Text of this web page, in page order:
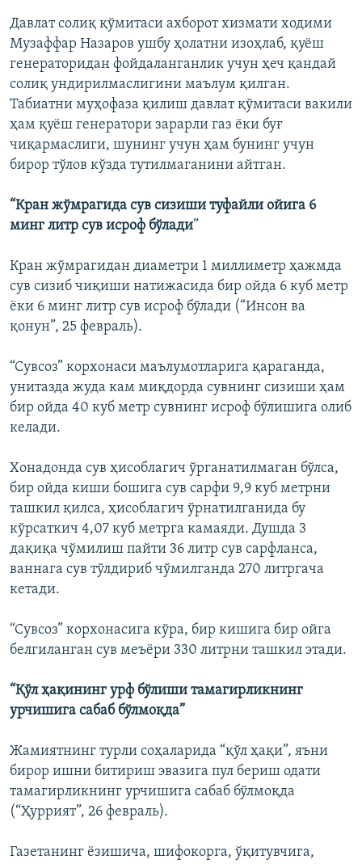
Давлат солиқ қўмитаси ахборот хизмати ходими
Музаффар Назаров ушбу ҳолатни изоҳлаб, қуёш
генераторидан фойдаланганлик учун ҳеч қандай
солиқ ундирилмаслигини маълум қилган.
Табиатни муҳофаза қилиш давлат қўмитаси вакили
ҳам қуёш генератори зарарли газ ёки буғ
чиқармаслиги, шунинг учун ҳам бунинг учун
бирор тўлов кўзда тутилмаганини айтган.
“Кран жўмрагида сув сизиши туфайли ойига 6
минг литр сув исроф бўлади”
Кран жўмрагидан диаметри 1 миллиметр ҳажмда
сув сизиб чиқиши натижасида бир ойда 6 куб метр
ёки 6 минг литр сув исроф бўлади (“Инсон ва
қонун”, 25 февраль).
“Сувсоз” корхонаси маълумотларига қараганда,
унитазда жуда кам миқдорда сувнинг сизиши ҳам
бир ойда 40 куб метр сувнинг исроф бўлишига олиб
келади.
Хонадонда сув ҳисоблагич ўрганатилмаган бўлса,
бир ойда киши бошига сув сарфи 9,9 куб метрни
ташкил қилса, ҳисоблагич ўрнатилганида бу
кўрсаткич 4,07 куб метрга камаяди. Душда 3
дақиқа чўмилиш пайти 36 литр сув сарфланса,
ваннага сув тўлдириб чўмилганда 270 литргача
кетади.
“Сувсоз” корхонасига кўра, бир кишига бир ойга
белгиланган сув меъёри 330 литрни ташкил этади.
“Қўл ҳақининг урф бўлиши тамагирликнинг
урчишига сабаб бўлмоқда”
Жамиятнинг турли соҳаларида “қўл ҳақи”, яъни
бирор ишни битириш эвазига пул бериш одати
тамагирликнинг урчишига сабаб бўлмоқда
(“Ҳуррият”, 26 февраль).
Газетанинг ёзишича, шифокорга, ўқитувчига,